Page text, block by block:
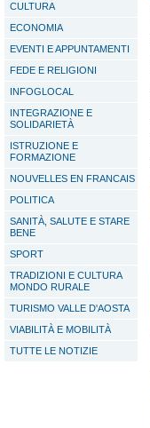
CULTURA
ECONOMIA
EVENTI E APPUNTAMENTI
FEDE E RELIGIONI
INFOGLOCAL
INTEGRAZIONE E
SOLIDARIETÀ
ISTRUZIONE E
FORMAZIONE
NOUVELLES EN FRANCAIS
POLITICA
SANITÀ, SALUTE E STARE
BENE
SPORT
TRADIZIONI E CULTURA
MONDO RURALE
TURISMO VALLE D'AOSTA
VIABILITÀ E MOBILITÀ
TUTTE LE NOTIZIE